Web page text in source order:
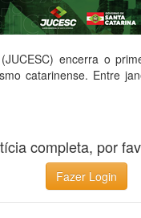
encerra o
catarinense. Entre
completa, por
Fazer Login